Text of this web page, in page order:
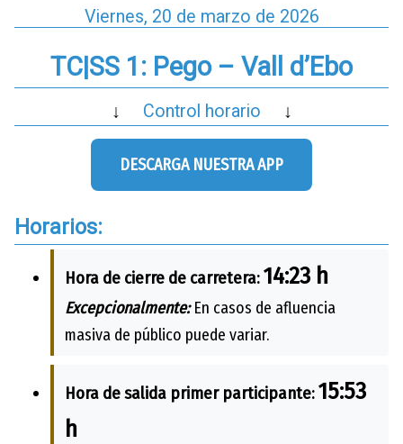
Viernes, 20 de marzo de 2026
TC|SS 1: Pego – Vall d’Ebo
↓ Control horario ↓
DESCARGA NUESTRA APP
Horarios:
Hora de cierre de carretera:14:23 h
Excepcionalmente:En casos de afluencia
masiva de público puede variar.
Hora de salida primer participante:15:53
h